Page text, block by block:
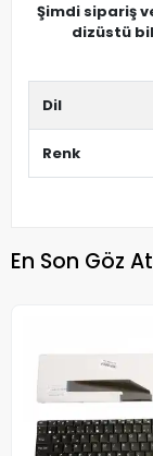
Şimdi sipariş
dizüstü
Dil
Renk
En Son Göz